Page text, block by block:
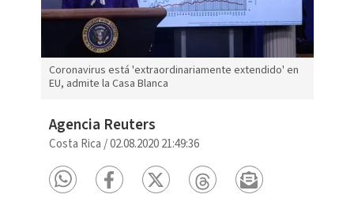
Coronavirus está 'extraordinariamente extendido' en
EU, admite la Casa Blanca
Agencia Reuters
Costa Rica /02.08.2020 21:49:36